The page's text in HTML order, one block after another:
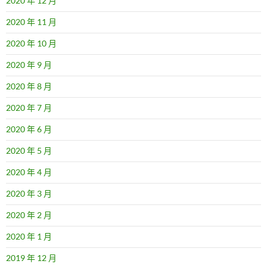
2020 年 11 月
2020 年 10 月
2020 年 9 月
2020 年 8 月
2020 年 7 月
2020 年 6 月
2020 年 5 月
2020 年 4 月
2020 年 3 月
2020 年 2 月
2020 年 1 月
2019 年 12 月